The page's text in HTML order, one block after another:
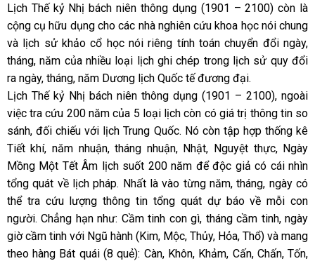
Lịch Thế kỷ Nhị bách niên thông dụng (1901 – 2100) còn là
cộng cụ hữu dụng cho các nhà nghiên cứu khoa học nói chung
và lịch sử khảo cổ học nói riêng tính toán chuyển đổi ngày,
tháng, năm của nhiều loại lịch ghi chép trong lịch sử quy đổi
ra ngày, tháng, năm Dương lịch Quốc tế đương đại.
Lịch Thế kỷ Nhị bách niên thông dụng (1901 – 2100), ngoài
việc tra cứu 200 năm của 5 loại lịch còn có giá trị thông tin so
sánh, đối chiếu với lịch Trung Quốc. Nó còn tập hợp thống kê
Tiết khí, năm nhuận, tháng nhuận, Nhật, Nguyệt thực, Ngày
Mồng Một Tết Âm lịch suốt 200 năm để độc giả có cái nhìn
tổng quát về lịch pháp. Nhất là vào từng năm, tháng, ngày có
thể tra cứu lượng thông tin tổng quát dự báo về mỗi con
người. Chẳng hạn như: Cầm tinh con gì, tháng cầm tinh, ngày
giờ cầm tinh với Ngũ hành (Kim, Mộc, Thủy, Hỏa, Thổ) và mang
theo hàng Bát quái (8 quẻ): Càn, Khôn, Khảm, Cấn, Chấn, Tốn,